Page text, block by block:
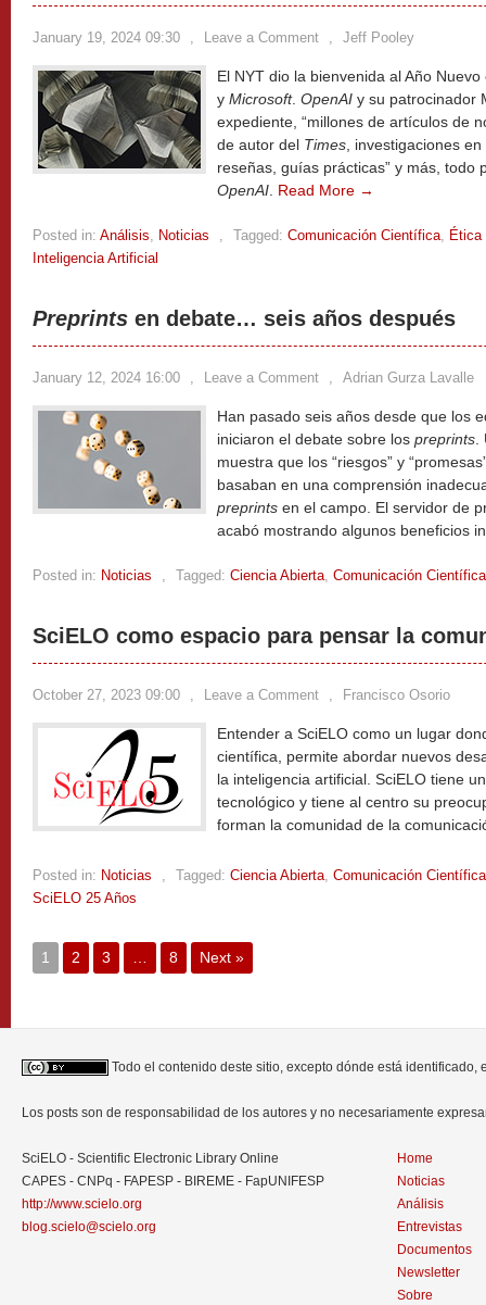
January 19, 2024 09:30 , Leave a Comment , Jeff Pooley
El NYT dio la bienvenida al Año
y Microsoft. OpenAI y su patrocinador
expediente, “millones de artículos de
de autor del Times , investigaciones
reseñas, guías prácticas” y más, todo
OpenAI Read More →
Posted in: Análisis, Noticias , Tagged: Comunicación Científica, Ética
Inteligencia Artificial
Preprints en debate… seis años después
January 12, 2024 16:00 , Leave a Comment , Adrian Gurza Lavalle
Han pasado seis años desde que los
iniciaron el debate sobre los preprints
muestra que los “riesgos” y
basaban en una comprensión
preprints en el campo. El servidor de
acabó mostrando algunos beneficios
Posted in: Noticias , Tagged: Ciencia Abierta, Comunicación Científica
SciELO como espacio para pensar la
October 27, 2023 09:00 , Leave a Comment , Francisco Osorio
Entender a SciELO como un lugar
científica, permite abordar nuevos
la inteligencia artificial. SciELO tiene
tecnológico y tiene al centro su
forman la comunidad de la
Posted in: Noticias , Tagged: Ciencia Abierta, Comunicación Científica
SciELO 25 Años
1 2 3 8 Next »
Todo el contenido deste sitio, excepto dónde está identificado,
Los posts son de responsabilidad de los autores y no necesariamente
SciELO - Scientific Electronic Library Online
CAPES - CNPq - FAPESP - BIREME - FapUNIFESP
http://www.scielo.org
blog.scielo@scielo.org
Home
Noticias
Análisis
Entrevistas
Documentos
Newsletter
Sobre